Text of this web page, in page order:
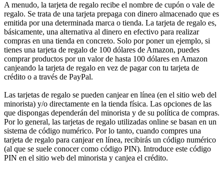
A menudo, la tarjeta de regalo recibe el nombre de cupón o vale de
regalo. Se trata de una tarjeta prepaga con dinero almacenado que es
emitida por una determinada marca o tienda. La tarjeta de regalo es,
básicamente, una alternativa al dinero en efectivo para realizar
compras en una tienda en concreto. Solo por poner un ejemplo, si
tienes una tarjeta de regalo de 100 dólares de Amazon, puedes
comprar productos por un valor de hasta 100 dólares en Amazon
canjeando la tarjeta de regalo en vez de pagar con tu tarjeta de
crédito o a través de PayPal.
Las tarjetas de regalo se pueden canjear en línea (en el sitio web del
minorista) y/o directamente en la tienda física. Las opciones de las
que dispongas dependerán del minorista y de su política de compras.
Por lo general, las tarjetas de regalo utilizadas online se basan en un
sistema de código numérico. Por lo tanto, cuando compres una
tarjeta de regalo para canjear en línea, recibirás un código numérico
(al que se suele conocer como código PIN). Introduce este código
PIN en el sitio web del minorista y canjea el crédito.